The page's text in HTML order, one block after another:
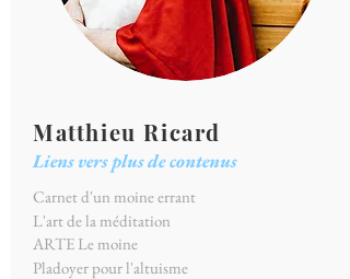
Matthieu Ricard
Liens vers plus de contenus
Carnet d'un moine errant
L'art de la méditation
ARTE Le moine
Pladoyer pour l'altuisme